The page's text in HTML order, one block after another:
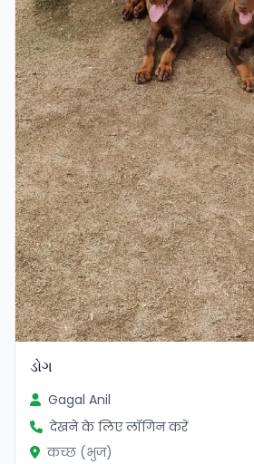
ડોગ
Gagal Anil
देखने के लिए लॉगिन करें
कच्छ (भुज)